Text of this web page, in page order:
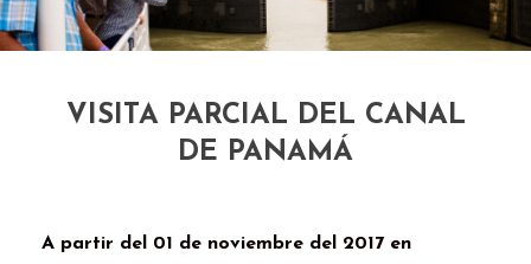
VISITA PARCIAL DEL CANAL
DE PANAMÁ
A partir del 01 de noviembre del 2017 en